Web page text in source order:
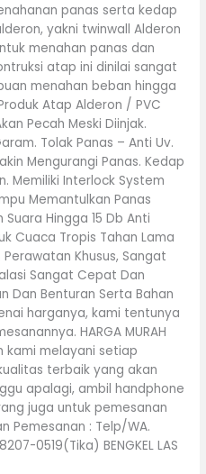
panas serta kedap
yakni twinwall Alderon
menahan panas dan
atap ini dinilai sangat
menahan beban hingga
Atap Alderon / PVC
Pecah Meski Diinjak.
Tolak Panas – Anti Uv.
Mengurangi Panas. Kedap
Memiliki Interlock System
Memantulkan Panas
Hingga 15 Db Anti
Cuaca Tropis Tahan Lama
Khusus, Sangat
Sangat Cepat Dan
Dan Benturan Serta Bahan
harganya, kami tentunya
HARGA MURAH
kami melayani setiap
terbaik yang akan
apalagi, ambil handphone
juga untuk pemesanan
Pemesanan : Telp/WA.
0519(Tika) BENGKEL LAS